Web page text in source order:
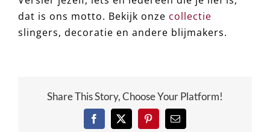
dat is ons motto. Bekijk onze collectie
slingers, decoratie en andere blijmakers.
Share This Story, Choose Your Platform!
Facebook
X Pinterest
e-